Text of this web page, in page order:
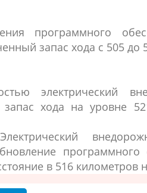
программного
запас хода с 505 до
электрический
хода на уровне
программного
в 516 километров